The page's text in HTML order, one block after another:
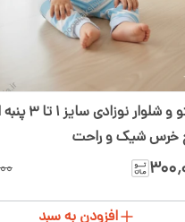
مانتو و شلوار نوزادی
خرس شیک و راحت
افزودن به سبد